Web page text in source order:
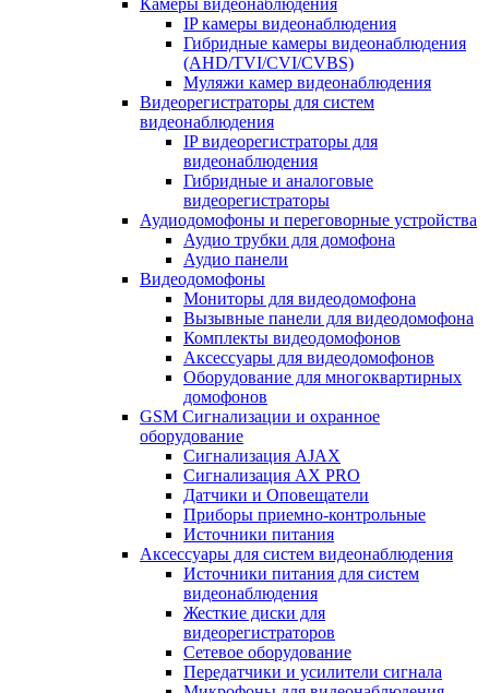
Камеры видеонаблюдения
IP камеры видеонаблюдения
Гибридные камеры видеонаблюдения
(AHD/TVI/CVI/CVBS)
Муляжи камер видеонаблюдения
Видеорегистраторы для систем
видеонаблюдения
IP видеорегистраторы для
видеонаблюдения
Гибридные и аналоговые
видеорегистраторы
Аудиодомофоны и переговорные устройства
Аудио трубки для домофона
Аудио панели
Видеодомофоны
Мониторы для видеодомофона
Вызывные панели для видеодомофона
Комплекты видеодомофонов
Аксессуары для видеодомофонов
Оборудование для многоквартирных
домофонов
GSM Сигнализации и охранное
оборудование
Сигнализация AJAX
Сигнализация AX PRO
Датчики и Оповещатели
Приборы приемно-контрольные
Источники питания
Аксессуары для систем видеонаблюдения
Источники питания для систем
видеонаблюдения
Жесткие диски для
видеорегистраторов
Сетевое оборудование
Передатчики и усилители сигнала